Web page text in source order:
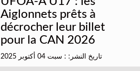
Aiglonnets prêts à
décrocher leur billet
pour la CAN 2026
تاريخ النشر: : سبت 04 أكتوبر 2025